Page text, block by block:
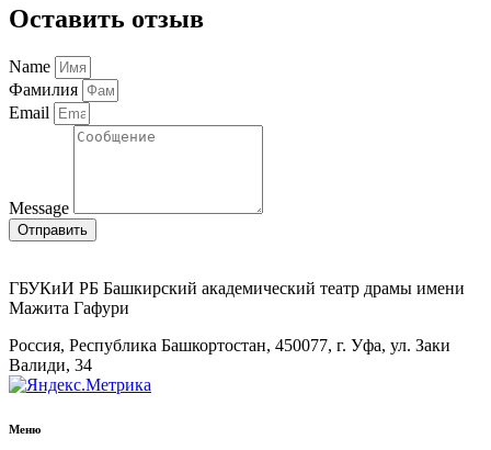
Оставить отзыв
Name
Фамилия
Email
Message
Отправить
ГБУКиИ РБ Башкирский академический театр драмы имени
Мажита Гафури
Россия, Республика Башкортостан, 450077, г. Уфа, ул. Заки
Валиди, 34
Меню